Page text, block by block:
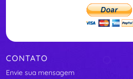
CONTATO
Envie sua mensagem